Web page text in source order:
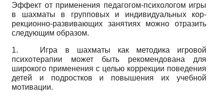
Эффект от применения педагогом-психологом игры
в шахматы в групповых и индивидуальных кор­
рекционно-развивающих занятиях можно отразить
следующим образом.
1. Игра в шахматы как методика игровой
психотерапии может быть рекомендована для
широкого применения с целью коррекции поведения
детей и подростков и повышения их учебной
мотивации.